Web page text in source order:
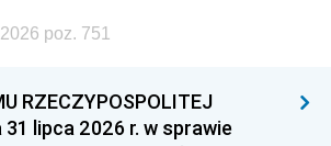
poz. 751
RZECZYPOSPOLITEJ
31 lipca 2026 r. w sprawie